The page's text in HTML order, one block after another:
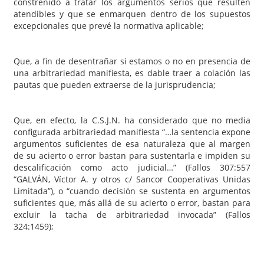
atendibles y que se enmarquen dentro de los supuestos
excepcionales que prevé la normativa aplicable;
Que, a fin de desentrañar si estamos o no en presencia de
una arbitrariedad manifiesta, es dable traer a colación las
pautas que pueden extraerse de la jurisprudencia;
Que, en efecto, la C.S.J.N. ha considerado que no media
configurada arbitrariedad manifiesta “…la sentencia expone
argumentos suficientes de esa naturaleza que al margen
de su acierto o error bastan para sustentarla e impiden su
descalificación como acto judicial…” (Fallos 307:557
“GALVÁN, Víctor A. y otros c/ Sancor Cooperativas Unidas
Limitada”), o “cuando decisión se sustenta en argumentos
suficientes que, más allá de su acierto o error, bastan para
excluir la tacha de arbitrariedad invocada” (Fallos
324:1459);